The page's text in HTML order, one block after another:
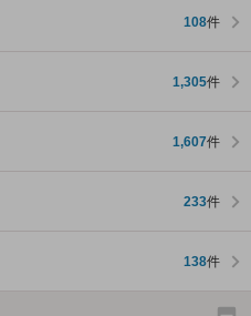
108件
1,305件
1,607件
233件
138件